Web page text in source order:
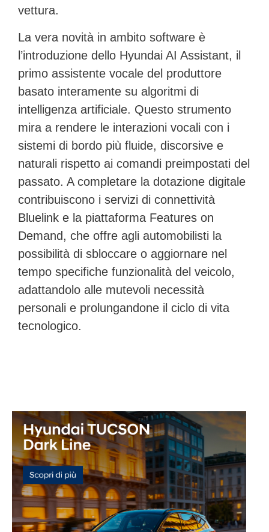
vettura.
La vera novità in ambito software è
l’introduzione dello Hyundai AI Assistant, il
primo assistente vocale del produttore
basato interamente su algoritmi di
intelligenza artificiale. Questo strumento
mira a rendere le interazioni vocali con i
sistemi di bordo più fluide, discorsive e
naturali rispetto ai comandi preimpostati del
passato. A completare la dotazione digitale
contribuiscono i servizi di connettività
Bluelink e la piattaforma Features on
Demand, che offre agli automobilisti la
possibilità di sbloccare o aggiornare nel
tempo specifiche funzionalità del veicolo,
adattandolo alle mutevoli necessità
personali e prolungandone il ciclo di vita
tecnologico.